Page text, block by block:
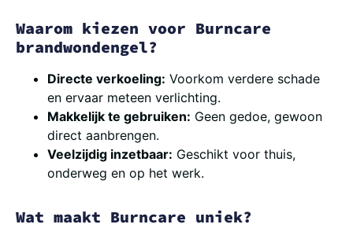
Waarom kiezen voor Burncare
brandwondengel?
Directe verkoeling: Voorkom verdere schade
en ervaar meteen verlichting.
Makkelijk te gebruiken: Geen gedoe, gewoon
direct aanbrengen.
Veelzijdig inzetbaar: Geschikt voor thuis,
onderweg en op het werk.
Wat maakt Burncare uniek?